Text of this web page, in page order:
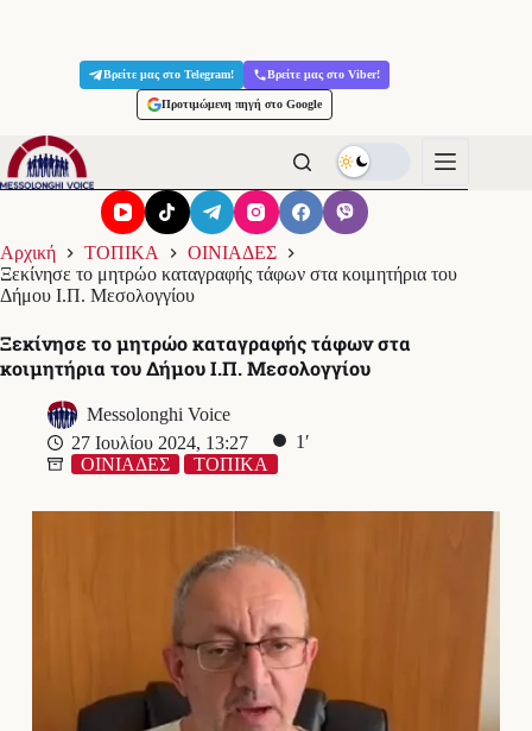
Βρείτε μας στο Telegram! Βρείτε μας στο Viber!
Προτιμώμενη πηγή στο Google
Αρχική ΤΟΠΙΚΑ
ΟΙΝΙΑΔΕΣ
Ξεκίνησε το μητρώο καταγραφής τάφων στα κοιμητήρια του
Δήμου Ι.Π. Μεσολογγίου
Ξεκίνησε το μητρώο καταγραφής τάφων στα
κοιμητήρια του Δήμου Ι.Π. Μεσολογγίου
Messolonghi Voice
27 Ιουλίου 2024, 13:27
1′
ΟΙΝΙΑΔΕΣ
ΤΟΠΙΚΑ